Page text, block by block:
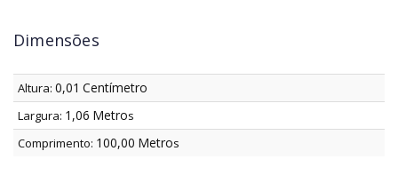
Dimensões
Altura: 0,01 Centímetro
Largura: 1,06 Metros
Comprimento: 100,00 Metros